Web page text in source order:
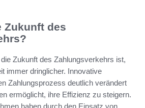
Zukunft des
Zukunft des Zahlungsverkehrs ist,
immer dringlicher. Innovative
Zahlungsprozess deutlich verändert
ermöglicht, ihre Effizienz zu steigern.
haben durch den Einsatz von